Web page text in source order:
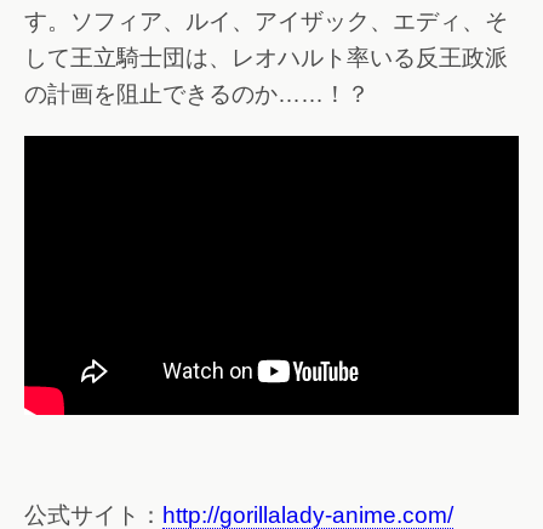
す。ソフィア、ルイ、アイザック、エディ、そ
して王立騎士団は、レオハルト率いる反王政派
の計画を阻止できるのか……！？
公式サイト： http://gorillalady-anime.com/